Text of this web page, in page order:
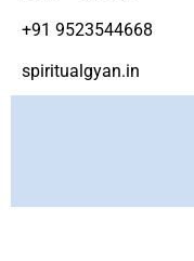
+91 9523544668
spiritualgyan.in